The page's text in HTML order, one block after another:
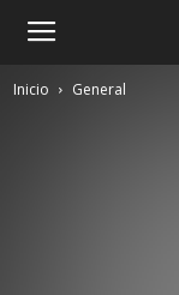
Inicio General